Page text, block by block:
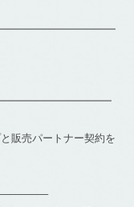
販売パートナー契約を